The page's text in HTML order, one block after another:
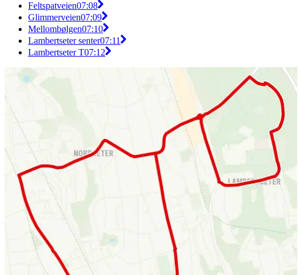
Feltspatveien07:08
Glimmerveien07:09
Mellombølgen07:10
Lambertseter senter07:11
Lambertseter T07:12